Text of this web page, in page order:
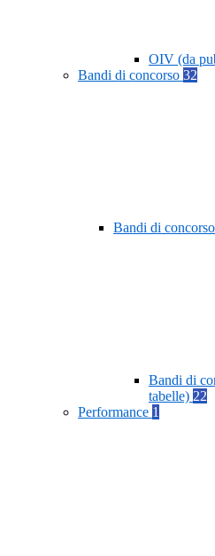
OIV (da
Bandi di concorso 32
Bandi di concorso
Bandi di
tabelle) 22
Performance 1